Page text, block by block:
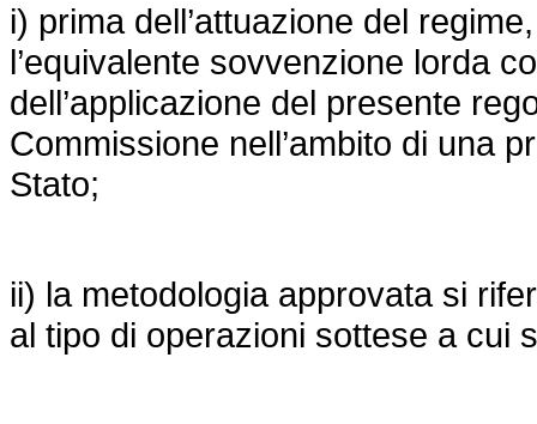
i) prima dell’attuazione del
l’equivalente sovvenzione lorda
dell’applicazione del presente
Commissione nell’ambito di una
Stato;
ii) la metodologia approvata si
al tipo di operazioni sottese a cui